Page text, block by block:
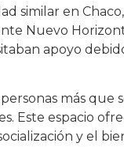
similar en
Nuevo
apoyo
más que
Este espacio
y el